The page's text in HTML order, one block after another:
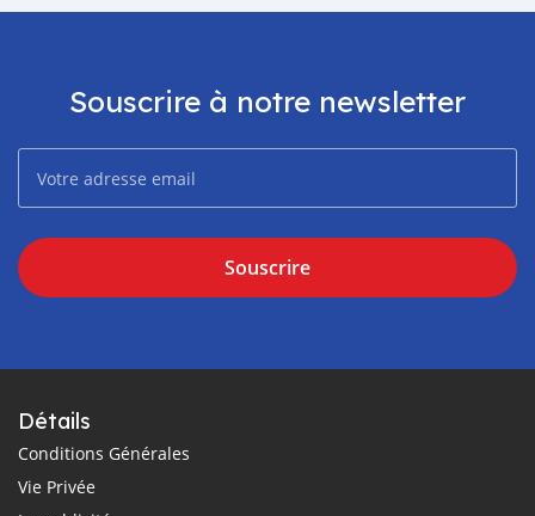
Souscrire à notre newsletter
Souscrire
Détails
Conditions Générales
Vie Privée